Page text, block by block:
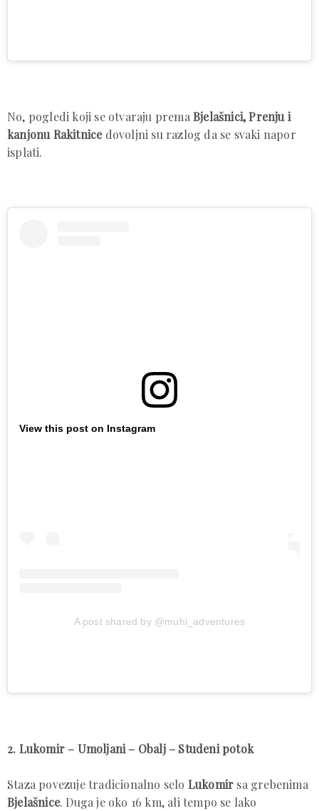
No, pogledi koji se otvaraju prema Bjelašnici, Prenju i
kanjonu Rakitnicedovoljni su razlog da se svaki napor
isplati.
View this post on Instagram
A post shared by @muhi_adventures
2. Lukomir – Umoljani – Obalj – Studeni potok
Staza povezuje tradicionalno selo Lukomir sa grebenima
Bjelašnice. Duga je oko 16 km, ali tempo se lako